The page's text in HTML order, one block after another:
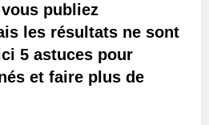
publiez
les résultats ne sont
5 astuces pour
et faire plus de